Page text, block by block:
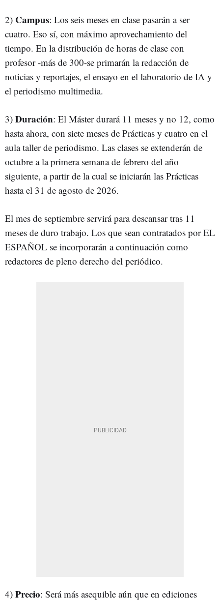
2) Campus: Los seis meses en clase pasarán a ser
cuatro. Eso sí, con máximo aprovechamiento del
tiempo. En la distribución de horas de clase con
profesor -más de 300-se primarán la redacción de
noticias y reportajes, el ensayo en el laboratorio de IA y
el periodismo multimedia.
3) Duración: El Máster durará 11 meses y no 12, como
hasta ahora, con siete meses de Prácticas y cuatro en el
aula taller de periodismo. Las clases se extenderán de
octubre a la primera semana de febrero del año
siguiente, a partir de la cual se iniciarán las Prácticas
hasta el 31 de agosto de 2026.
El mes de septiembre servirá para descansar tras 11
meses de duro trabajo. Los que sean contratados por EL
ESPAÑOL se incorporarán a continuación como
redactores de pleno derecho del periódico.
4) Precio: Será más asequible aún que en ediciones